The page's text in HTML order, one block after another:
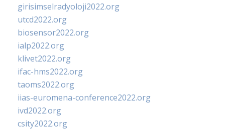
girisimselradyoloji2022.org
utcd2022.org
biosensor2022.org
ialp2022.org
klivet2022.org
ifac-hms2022.org
taoms2022.org
iias-euromena-conference2022.org
ivd2022.org
csity2022.org